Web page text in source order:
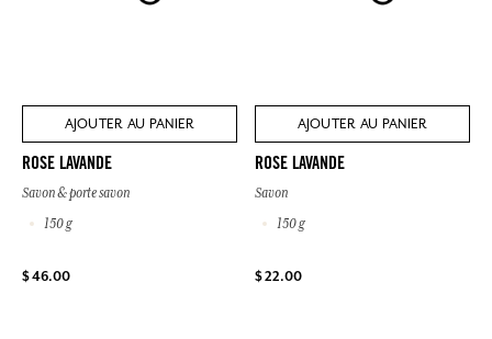
AJOUTER AU PANIER
ROSE LAVANDE
Savon & porte savon
150 g
$ 46.00
AJOUTER AU PANIER
ROSE LAVANDE
Savon
150 g
$ 22.00